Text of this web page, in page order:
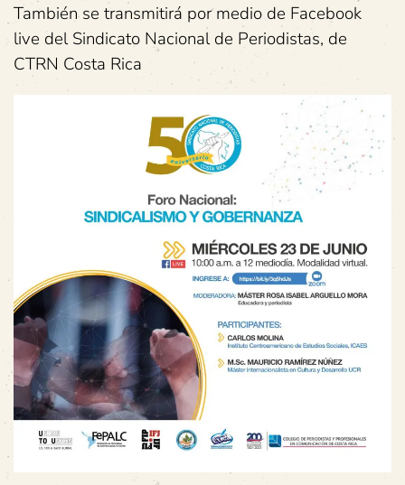
También se transmitirá por medio de Facebook
live del Sindicato Nacional de Periodistas, de
CTRN Costa Rica